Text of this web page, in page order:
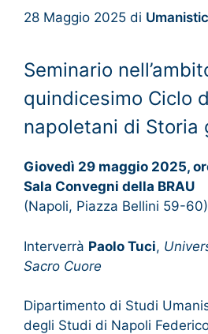
28 Maggio 2025 di
Seminario
quindicesimo Ciclo
napoletani di Storia
Giovedì 29 maggio 2025,
Sala Convegni della BRAU
(Napoli, Piazza Bellini 59-60)
Interverrà Paolo Tuci,
Sacro Cuore
Dipartimento di Studi
degli Studi di Napoli